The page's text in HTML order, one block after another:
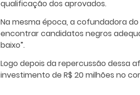
qualificação dos aprovados.
Na mesma época, a cofundadora
encontrar candidatos negros
baixo”.
Logo depois da repercussão dessa
investimento de R$ 20 milhões no